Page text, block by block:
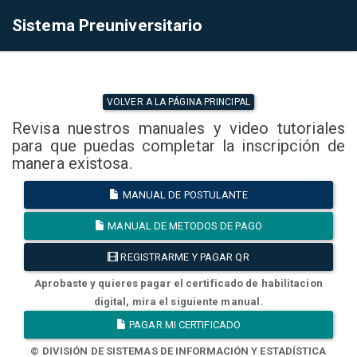
Sistema Preuniversitario
VOLVER A LA PÁGINA PRINCIPAL
Revisa nuestros manuales y video tutoriales
para que puedas completar la inscripción de
manera existosa.
MANUAL DE POSTULANTE
MANUAL DE METODOS DE PAGO
REGISTRARME Y PAGAR QR
Aprobaste y quieres pagar el certificado de habilitacion
digital, mira el siguiente manual.
PAGAR MI CERTIFICADO
© DIVISIÓN DE SISTEMAS DE INFORMACIÓN Y ESTADÍSTICA